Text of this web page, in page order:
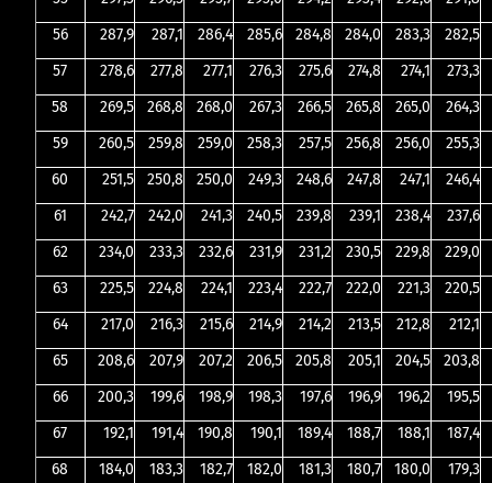
56
287,9 287,1 286,4 285,6 284,8 284,0 283,3
282,5
57
278,6 277,8 277,1 276,3 275,6 274,8 274,1
273,3
58
269,5 268,8 268,0 267,3 266,5 265,8 265,0
264,3
59
260,5 259,8 259,0 258,3 257,5 256,8 256,0
255,3
60
251,5 250,8 250,0 249,3 248,6 247,8 247,1
246,4
61
242,7 242,0 241,3 240,5 239,8 239,1 238,4
237,6
62
234,0 233,3 232,6 231,9 231,2 230,5 229,8
229,0
63
225,5 224,8 224,1 223,4 222,7 222,0 221,3
220,5
64
217,0 216,3 215,6 214,9 214,2 213,5 212,8
212,1
65
208,6 207,9 207,2 206,5 205,8 205,1 204,5
203,8
66
200,3 199,6 198,9 198,3 197,6 196,9 196,2
195,5
67
192,1 191,4 190,8 190,1 189,4 188,7 188,1
187,4
68
184,0 183,3 182,7 182,0 181,3 180,7 180,0
179,3